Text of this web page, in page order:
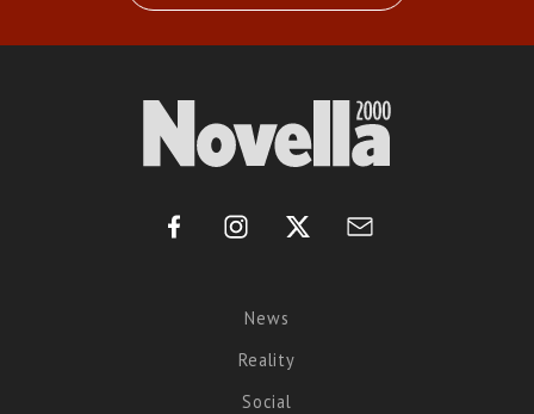
News
Reality
Social